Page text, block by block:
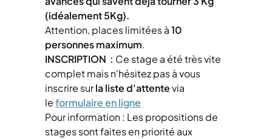
(idéalement 5Kg).
Attention, places limitées à10
personnes maximum.
INSCRIPTION : Ce stage a été très vite
complet mais n'hésitez pas à vous
inscrire surla liste d'attentevia
leformulaire en ligne
Pour information : Les propositions de
stages sont faites en priorité aux